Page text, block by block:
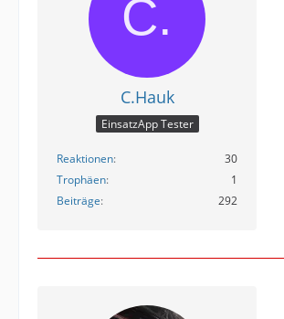
C.Hauk
EinsatzApp Tester
Reaktionen
30
Trophäen
1
Beiträge
292